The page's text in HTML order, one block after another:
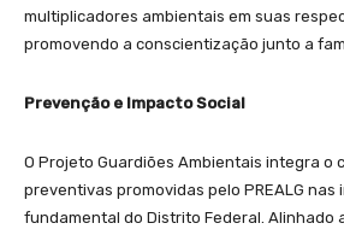
multiplicadores ambientais em suas
promovendo a conscientização junto a
Prevenção e Impacto Social
O Projeto Guardiões Ambientais integra o
preventivas promovidas pelo PREALG
fundamental do Distrito Federal. Alinhado